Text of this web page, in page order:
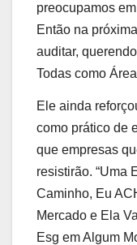
preocupamos
Então na
auditar,
Todas como
Ele ainda
como prático de
que empresas
resistirão. “Uma
Caminho, Eu
Mercado e Ela
Esg em Algum